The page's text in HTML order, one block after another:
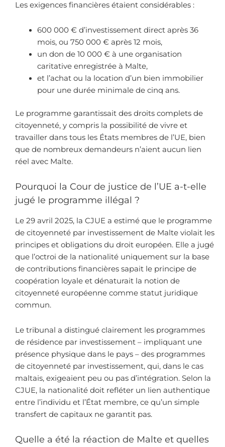
Les exigences financières étaient considérables :
600 000 € d’investissement direct après 36
mois, ou 750 000 € après 12 mois,
un don de 10 000 € à une organisation
caritative enregistrée à Malte,
et l’achat ou la location d’un bien immobilier
pour une durée minimale de cinq ans.
Le programme garantissait des droits complets de
citoyenneté, y compris la possibilité de vivre et
travailler dans tous les États membres de l’UE, bien
que de nombreux demandeurs n’aient aucun lien
réel avec Malte.
Pourquoi la Cour de justice de l’UE a-t-elle
jugé le programme illégal ?
Le 29 avril 2025, la CJUE a estimé que le programme
de citoyenneté par investissement de Malte violait les
principes et obligations du droit européen. Elle a jugé
que l’octroi de la nationalité uniquement sur la base
de contributions financières sapait le principe de
coopération loyale et dénaturait la notion de
citoyenneté européenne comme statut juridique
commun.
Le tribunal a distingué clairement les programmes
de résidence par investissement – impliquant une
présence physique dans le pays – des programmes
de citoyenneté par investissement, qui, dans le cas
maltais, exigeaient peu ou pas d’intégration. Selon la
CJUE, la nationalité doit refléter un lien authentique
entre l’individu et l’État membre, ce qu’un simple
transfert de capitaux ne garantit pas.
Quelle a été la réaction de Malte et quelles